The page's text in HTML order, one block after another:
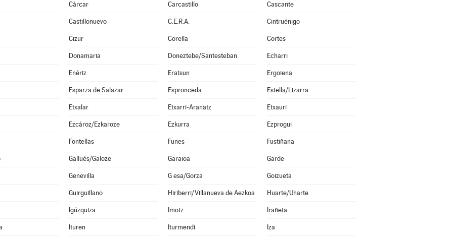
Cárcar Carcastillo Cascante
Castillonuevo C.E.R.A. Cintruénigo
Cizur Corella Cortes
Donamaria Doneztebe/Santesteban Echarri
Enériz Eratsun Ergoiena
Esparza de Salazar Espronceda Estella/Lizarra
Etxalar Etxarri-Aranatz Etxauri
Ezcároz/Ezkaroze Ezkurra Ezprogui
Fontellas Funes Fustiñana
Gallués/Galoze Garaioa Garde
Genevilla G esa/Gorza Goizueta
Guirguillano Hiriberri/Villanueva de Aezkoa Huarte/Uharte
Igúzquiza Imotz Irañeta
Ituren Iturmendi Iza